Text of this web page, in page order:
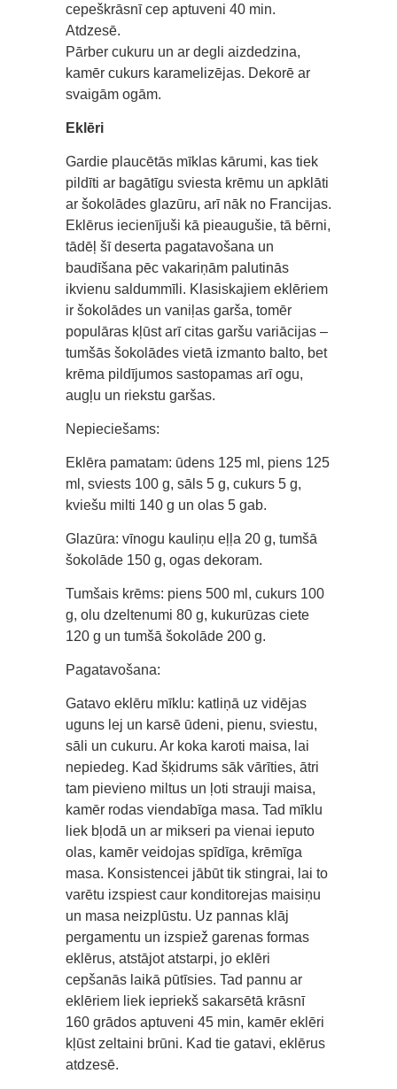
cepeškrāsnī cep aptuveni 40 min.
Atdzesē.
Pārber cukuru un ar degli aizdedzina,
kamēr cukurs karamelizējas. Dekorē ar
svaigām ogām.
Eklēri
Gardie plaucētās mīklas kārumi, kas tiek
pildīti ar bagātīgu sviesta krēmu un apklāti
ar šokolādes glazūru, arī nāk no Francijas.
Eklērus iecienījuši kā pieaugušie, tā bērni,
tādēļ šī deserta pagatavošana un
baudīšana pēc vakariņām palutinās
ikvienu saldummīli. Klasiskajiem eklēriem
ir šokolādes un vaniļas garša, tomēr
populāras kļūst arī citas garšu variācijas –
tumšās šokolādes vietā izmanto balto, bet
krēma pildījumos sastopamas arī ogu,
augļu un riekstu garšas.
Nepieciešams:
Eklēra pamatam: ūdens 125 ml, piens 125
ml, sviests 100 g, sāls 5 g, cukurs 5 g,
kviešu milti 140 g un olas 5 gab.
Glazūra: vīnogu kauliņu eļļa 20 g, tumšā
šokolāde 150 g, ogas dekoram.
Tumšais krēms: piens 500 ml, cukurs 100
g, olu dzeltenumi 80 g, kukurūzas ciete
120 g un tumšā šokolāde 200 g.
Pagatavošana:
Gatavo eklēru mīklu: katliņā uz vidējas
uguns lej un karsē ūdeni, pienu, sviestu,
sāli un cukuru. Ar koka karoti maisa, lai
nepiedeg. Kad šķidrums sāk vārīties, ātri
tam pievieno miltus un ļoti strauji maisa,
kamēr rodas viendabīga masa. Tad mīklu
liek bļodā un ar mikseri pa vienai ieputo
olas, kamēr veidojas spīdīga, krēmīga
masa. Konsistencei jābūt tik stingrai, lai to
varētu izspiest caur konditorejas maisiņu
un masa neizplūstu. Uz pannas klāj
pergamentu un izspiež garenas formas
eklērus, atstājot atstarpi, jo eklēri
cepšanās laikā pūtīsies. Tad pannu ar
eklēriem liek iepriekš sakarsētā krāsnī
160 grādos aptuveni 45 min, kamēr eklēri
kļūst zeltaini brūni. Kad tie gatavi, eklērus
atdzesē.